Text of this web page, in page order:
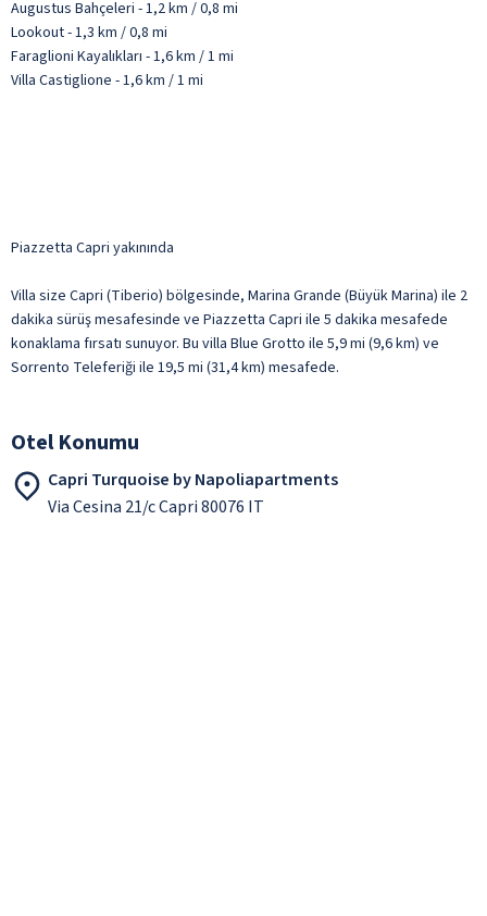
Augustus Bahçeleri - 1,2 km / 0,8 mi
Lookout - 1,3 km / 0,8 mi
Faraglioni Kayalıkları - 1,6 km / 1 mi
Villa Castiglione - 1,6 km / 1 mi
Piazzetta Capri yakınında
Villa size Capri (Tiberio) bölgesinde, Marina Grande (Büyük Marina) ile 2
dakika sürüş mesafesinde ve Piazzetta Capri ile 5 dakika mesafede
konaklama fırsatı sunuyor. Bu villa Blue Grotto ile 5,9 mi (9,6 km) ve
Sorrento Teleferiği ile 19,5 mi (31,4 km) mesafede.
Otel Konumu
Capri Turquoise by Napoliapartments
Via Cesina 21/c Capri 80076 IT